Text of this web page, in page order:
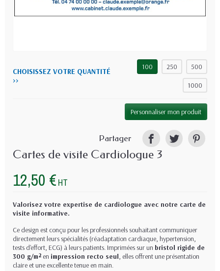
CHOISISSEZ VOTRE QUANTITÉ
>>
100 250 500
1000
Personnaliser mon produit
Partager
Cartes de visite Cardiologue 3
12,50 € HT
Valorisez votre expertise de cardiologue avec notre carte de
visite informative.
Ce design est conçu pour les professionnels souhaitant communiquer
directement leurs spécialités (réadaptation cardiaque, hypertension,
tests d'effort, ECG) à leurs patients. Imprimées sur un bristol rigide de
300 g/m² en impression recto seul, elles offrent une présentation
claire et une excellente tenue en main.